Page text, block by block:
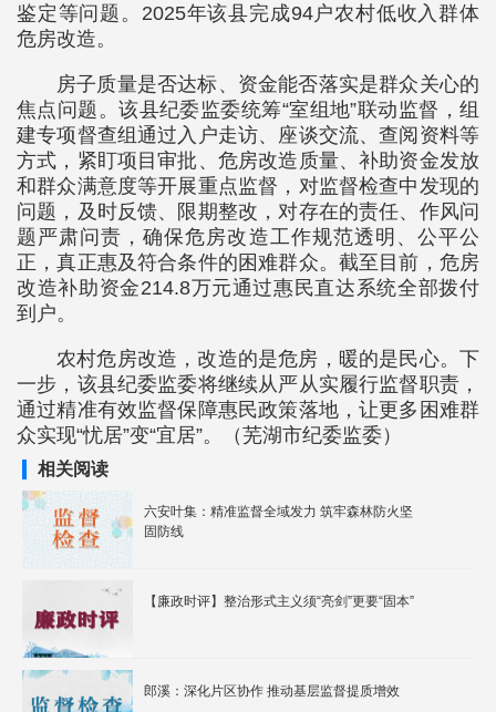
鉴定等问题。2025年该县完成94户农村低收入群体
危房改造。
房子质量是否达标、资金能否落实是群众关心的
焦点问题。该县纪委监委统筹“室组地”联动监督，组
建专项督查组通过入户走访、座谈交流、查阅资料等
方式，紧盯项目审批、危房改造质量、补助资金发放
和群众满意度等开展重点监督，对监督检查中发现的
问题，及时反馈、限期整改，对存在的责任、作风问
题严肃问责，确保危房改造工作规范透明、公平公
正，真正惠及符合条件的困难群众。截至目前，危房
改造补助资金214.8万元通过惠民直达系统全部拨付
到户。
农村危房改造，改造的是危房，暖的是民心。下
一步，该县纪委监委将继续从严从实履行监督职责，
通过精准有效监督保障惠民政策落地，让更多困难群
众实现“忧居”变“宜居”。（芜湖市纪委监委）
相关阅读
六安叶集：精准监督全域发力 筑牢森林防火坚
固防线
【廉政时评】整治形式主义须“亮剑”更要“固本”
郎溪：深化片区协作 推动基层监督提质增效